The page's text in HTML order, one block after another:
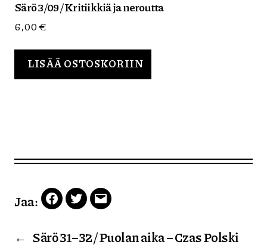
Särö 3/09 / Kritiikkiä ja neroutta
6,00€
LISÄÄ OSTOSKORIIN
Jaa: Facebook
TwitterEmail
← Särö 31–32 / Puolan aika – Czas Polski